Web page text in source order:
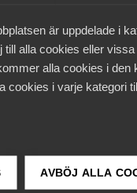
är uppdelade i
till alla cookies eller
alla cookies i den
cookies i varje kategori
AVBÖJ ALLA
Men tyvärr står
för näringspolitik
sätt att
externa servrar.
på externa
undantag, och